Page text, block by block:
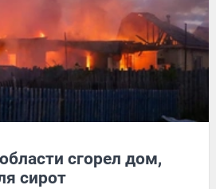
сгорел дом,
сирот